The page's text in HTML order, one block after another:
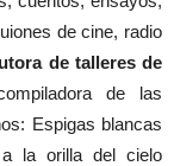
de cine, radio
de talleres de
de las
Espigas blancas
la orilla del cielo